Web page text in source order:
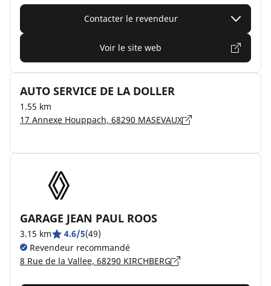
Contacter le revendeur
Voir le site web
AUTO SERVICE DE LA DOLLER
1.55 km
17 Annexe Houppach, 68290 MASEVAUX
GARAGE JEAN PAUL ROOS
3.15 km 4.6/5(49)
Revendeur recommandé
8 Rue de la Vallee, 68290 KIRCHBERG